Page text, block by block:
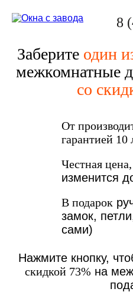
8
Заберите один
межкомнатные
со
От
гарантией 10
Честная цена,
изменится
В подарок
замок,
сами)
Нажмите кнопку,
скидкой 73% на